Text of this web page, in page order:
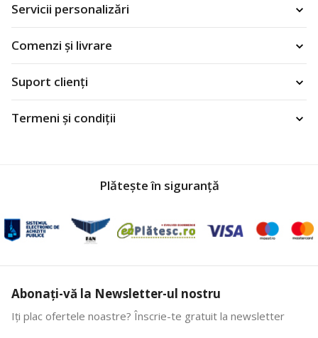
Servicii personalizări
Comenzi și livrare
Suport clienți
Termeni și condiții
Plătește în siguranță
Abonați-vă la Newsletter-ul nostru
Iți plac ofertele noastre? Înscrie-te gratuit la newsletter